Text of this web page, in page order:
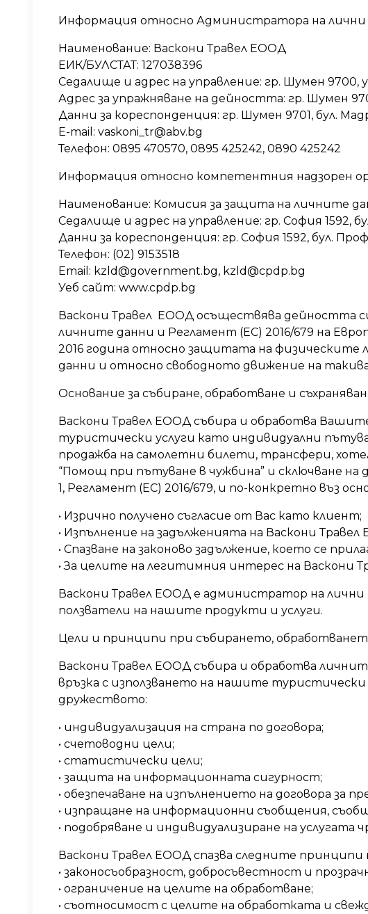
Информация относно Администратора на лични
Наименование: Васкони Травел ЕООД
ЕИК/БУЛСТАТ: 127038396
Седалище и адрес на управление: гр. Шумен 9700,
Адрес за упражняване на дейността: гр. Шумен
Данни за кореспонденция: гр. Шумен 9701, бул.
E-mail: vaskoni_tr@abv.bg
Телефон: 0895 470570, 0895 425242, 0890 425242
Информация относно компетентния надзорен
Наименование: Комисия за защита на личните
Седалище и адрес на управление: гр. София 1592,
Данни за кореспонденция: гр. София 1592, бул.
Телефон: (02) 9153518
Email: kzld@government.bg, kzld@cpdp.bg
Уеб сайт: www.cpdp.bg
Васкони Травел ЕООД осъществява дейността
личните данни и Регламент (ЕС) 2016/679 на
2016 година относно защитата на физическите
данни и относно свободното движение на
Основание за събиране, обработване и
Васкони Травел ЕООД събира и обработва
туристически услуги като индивидуални
продажба на самолетни билети, трансфери,
“Помощ при пътуване в чужбина” и сключване на
1, Регламент (ЕС) 2016/679, и по-конкретно въз
• Изрично получено съгласие от Вас като клиент;
• Изпълнение на задълженията на Васкони Травел
• Спазване на законово задължение, което се
• За целите на легитимния интерес на Васкони
Васкони Травел ЕООД е администратор на
ползватели на нашите продукти и услуги.
Цели и принципи при събирането,
Васкони Травел ЕООД събира и обработва
връзка с използването на нашите туристически
дружеството:
• индивидуализация на страна по договора;
• счетоводни цели;
• статистически цели;
• защита на информационната сигурност;
• обезпечаване на изпълнението на договора за
• изпращане на информационни съобщения,
• подобряване и индивидуализиране на услугата
Васкони Травел ЕООД спазва следните
• законосъобразност, добросъвестност и
• ограничение на целите на обработване;
• съотносимост с целите на обработката и